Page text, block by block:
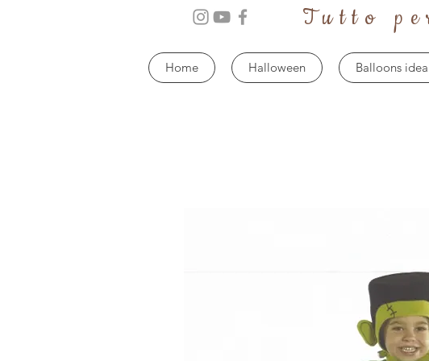
Tutto
Home Halloween Balloons idea